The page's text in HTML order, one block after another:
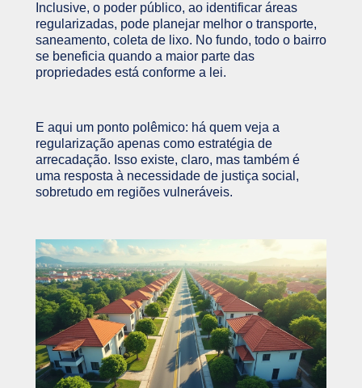
Inclusive, o poder público, ao identificar áreas
regularizadas, pode planejar melhor o transporte,
saneamento, coleta de lixo. No fundo, todo o bairro
se beneficia quando a maior parte das
propriedades está conforme a lei.
E aqui um ponto polêmico: há quem veja a
regularização apenas como estratégia de
arrecadação. Isso existe, claro, mas também é
uma resposta à necessidade de justiça social,
sobretudo em regiões vulneráveis.